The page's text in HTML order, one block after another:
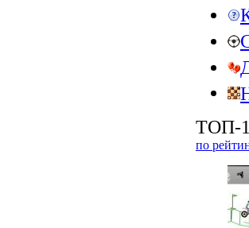
ТОП-
по